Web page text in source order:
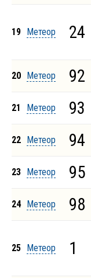
19 Метеор 24
20 Метеор 92
21 Метеор 93
22 Метеор 94
23 Метеор 95
24 Метеор 98
25 Метеор 1